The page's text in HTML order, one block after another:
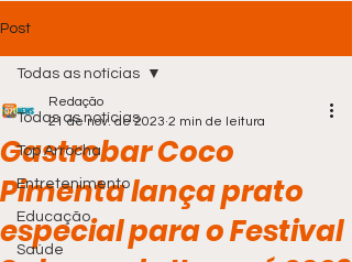
Post
Todas as notícias
Top Arrocha
Entretenimento
Educação
Saúde
Todas as notícias
Gastrobar Coco
Pimenta lança prato
especial para o Festival
Redação
21 de nov. de 2023 2 min de leitura